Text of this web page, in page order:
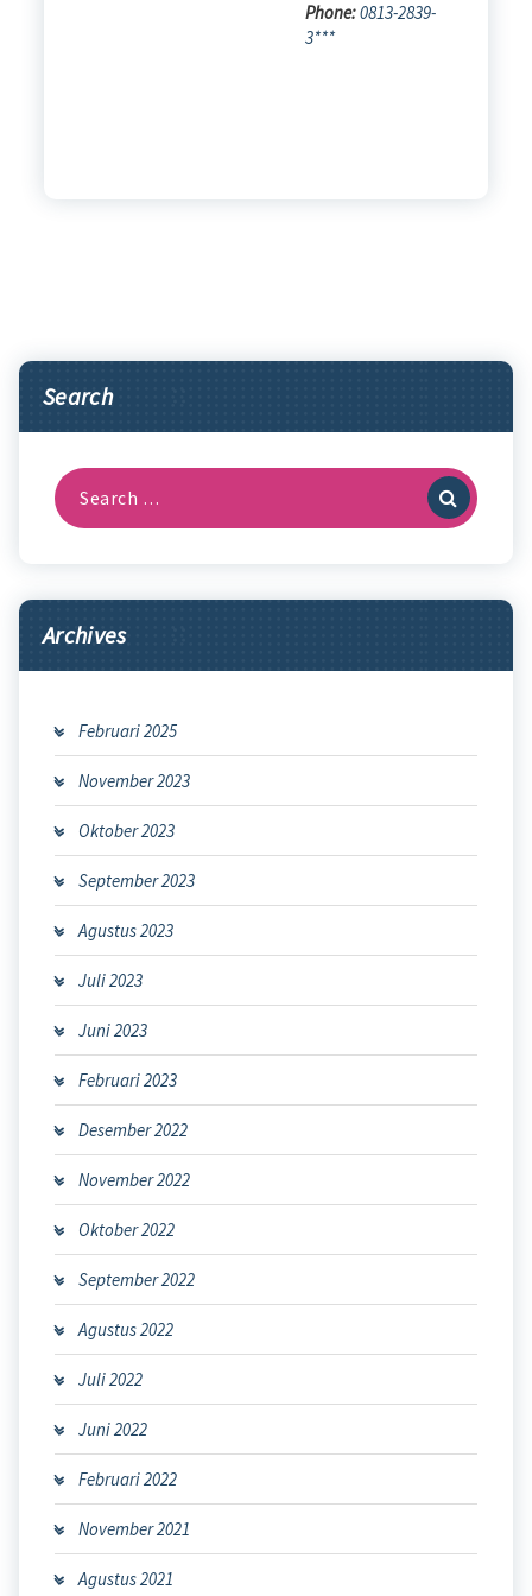
Phone:0813-2839-
3***
Search
Search
for:
Archives
Februari 2025
November 2023
Oktober 2023
September 2023
Agustus 2023
Juli 2023
Juni 2023
Februari 2023
Desember 2022
November 2022
Oktober 2022
September 2022
Agustus 2022
Juli 2022
Juni 2022
Februari 2022
November 2021
Agustus 2021